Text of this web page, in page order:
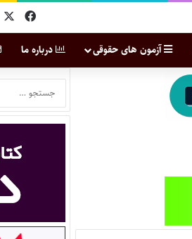
آزمون های حقوقی درباره ما